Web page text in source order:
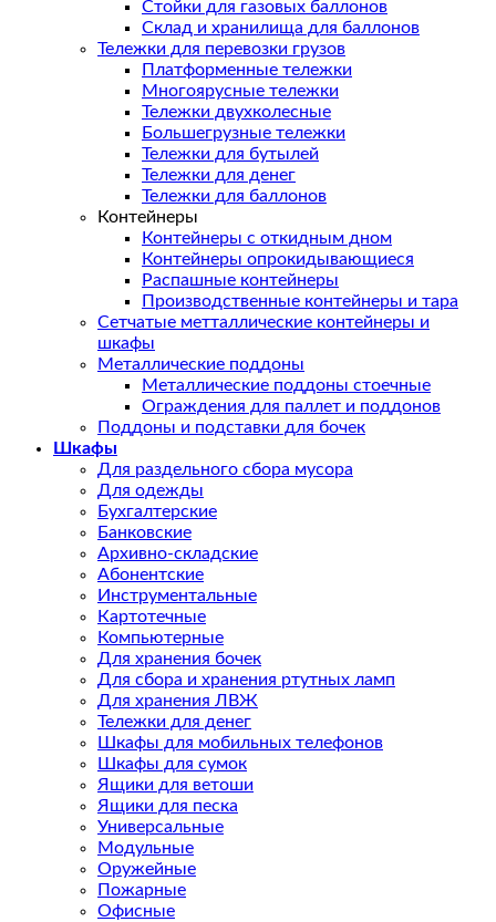
Стойки для газовых баллонов
Склад и хранилища для баллонов
Тележки для перевозки грузов
Платформенные тележки
Многоярусные тележки
Тележки двухколесные
Большегрузные тележки
Тележки для бутылей
Тележки для денег
Тележки для баллонов
Контейнеры
Контейнеры с откидным дном
Контейнеры опрокидывающиеся
Распашные контейнеры
Производственные контейнеры и тара
Сетчатые метталлические контейнеры и
шкафы
Металлические поддоны
Металлические поддоны стоечные
Ограждения для паллет и поддонов
Поддоны и подставки для бочек
Шкафы
Для раздельного сбора мусора
Для одежды
Бухгалтерские
Банковские
Архивно-складские
Абонентские
Инструментальные
Картотечные
Компьютерные
Для хранения бочек
Для сбора и хранения ртутных ламп
Для хранения ЛВЖ
Тележки для денег
Шкафы для мобильных телефонов
Шкафы для сумок
Ящики для ветоши
Ящики для песка
Универсальные
Модульные
Оружейные
Пожарные
Офисные